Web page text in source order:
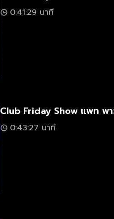
0:41:29 นาที
Club Friday Show แพท พ
0:43:27 นาที